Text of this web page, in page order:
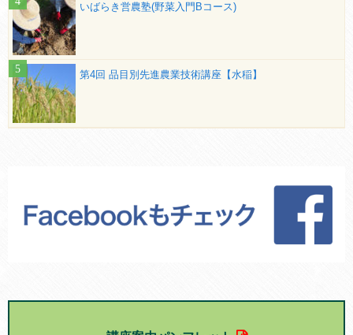
いばらき営農塾(野菜入門Bコース)
第4回 品目別先進農業技術講座【水稲】